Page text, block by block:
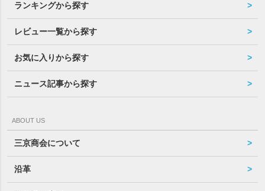
ランキングから探す
レビュー一覧から探す
お気に入りから探す
ニュース記事から探す
ABOUT US
三京商会について
沿革